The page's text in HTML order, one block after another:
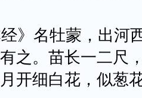
名牡蒙，出河
之。苗长一二尺
开细白花，似葱